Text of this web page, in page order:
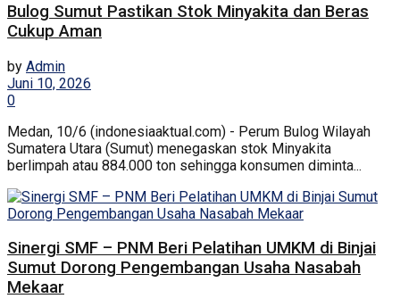
Bulog Sumut Pastikan Stok Minyakita dan Beras
Cukup Aman
by Admin
Juni 10, 2026
0
Medan, 10/6 (indonesiaaktual.com) - Perum Bulog Wilayah
Sumatera Utara (Sumut) menegaskan stok Minyakita
berlimpah atau 884.000 ton sehingga konsumen diminta...
Sinergi SMF – PNM Beri Pelatihan UMKM di Binjai
Sumut Dorong Pengembangan Usaha Nasabah
Mekaar